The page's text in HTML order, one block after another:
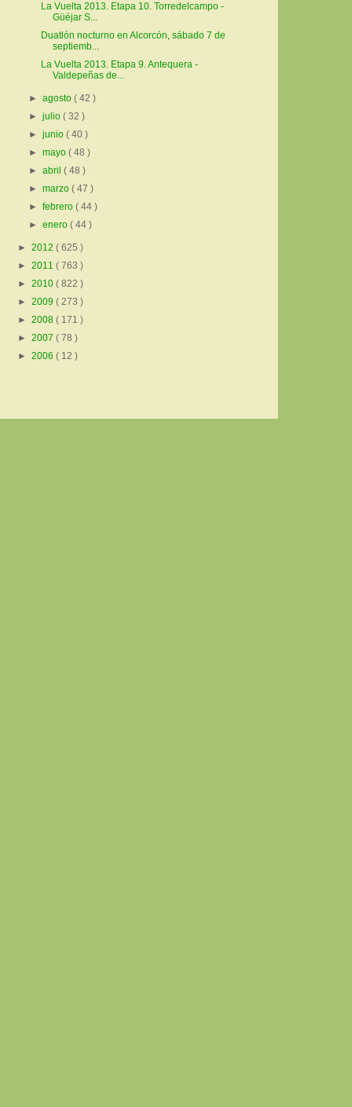
La Vuelta 2013. Etapa 10. Torredelcampo -
Güéjar S...
Duatlón nocturno en Alcorcón, sábado 7 de
septiemb...
La Vuelta 2013. Etapa 9. Antequera -
Valdepeñas de...
►agosto( 42 )
►julio( 32 )
►junio( 40 )
►mayo( 48 )
►abril( 48 )
►marzo( 47 )
►febrero( 44 )
►enero( 44 )
► 2012 ( 625 )
► 2011 ( 763 )
► 2010 ( 822 )
► 2009 ( 273 )
► 2008 ( 171 )
► 2007 ( 78 )
► 2006 ( 12 )